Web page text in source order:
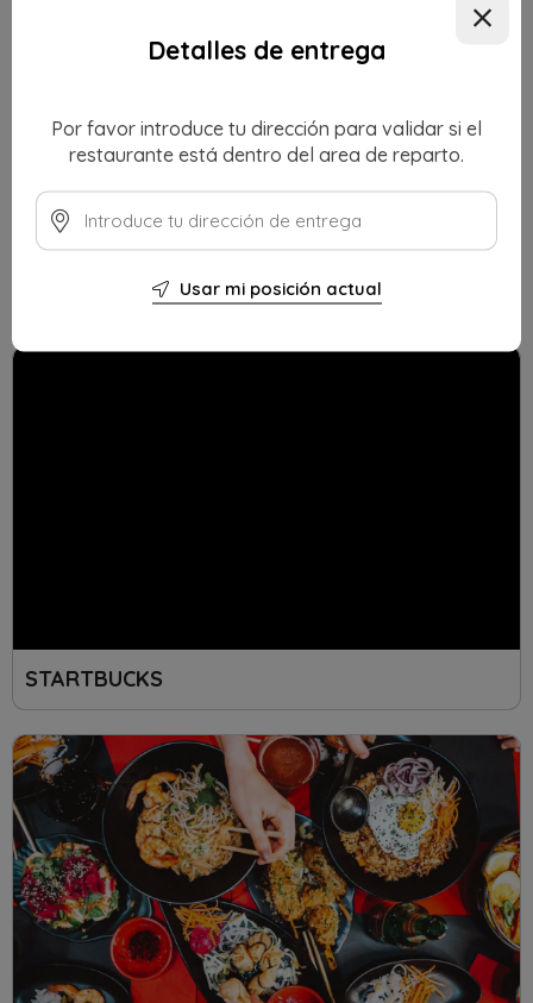
NEW YORK BURGER
Hamburguesas
STARTBUCKS
Detalles de entrega
Por favor introduce tu dirección para validar si el
restaurante está dentro del area de reparto.
Usar mi posición actual